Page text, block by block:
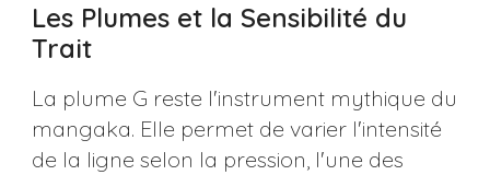
Les Plumes et la Sensibilité du
Trait
La plume G reste l'instrument mythique du
mangaka. Elle permet de varier l'intensité
de la ligne selon la pression, l'une des